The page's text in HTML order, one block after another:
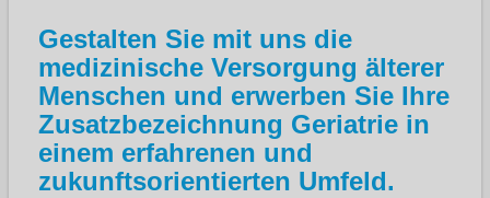
Gestalten Sie mit uns die
medizinische Versorgung älterer
Menschen und erwerben Sie Ihre
Zusatzbezeichnung Geriatrie in
einem erfahrenen und
zukunftsorientierten Umfeld.